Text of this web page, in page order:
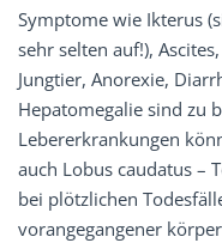
Symptome wie Ikterus
sehr selten auf!),
Jungtier, Anorexie,
Hepatomegalie sind zu
Lebererkrankungen
auch Lobus caudatus –
bei plötzlichen
vorangegangener